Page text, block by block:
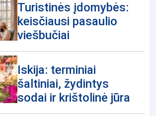
Turistinės įdomybės:
keisčiausi pasaulio
viešbučiai
Iskija: terminiai
šaltiniai, žydintys
sodai ir krištolinė jūra